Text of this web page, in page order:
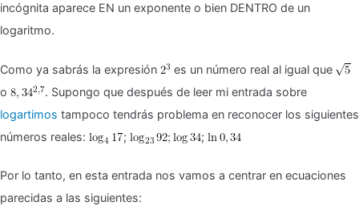
incógnita aparece EN un exponente o bien DENTRO de un
logaritmo.
Como ya sabrás la expresión
es un número real al igual que
o
. Supongo que después de leer mi entrada sobre
logartimos tampoco tendrás problema en reconocer los siguientes
números reales:
; ;
Por lo tanto, en esta entrada nos vamos a centrar en ecuaciones
parecidas a las siguientes: